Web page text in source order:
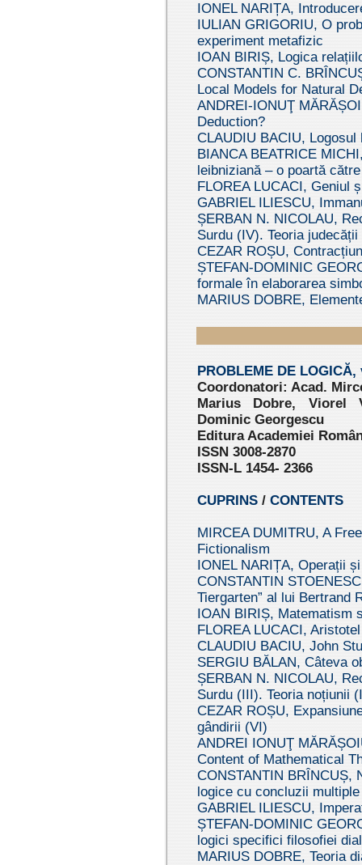
IONEL NARIȚA,
IULIAN GRIGORIU, O
experiment metafizic
IOAN BIRIȘ, Logica
CONSTANTIN C.
Local Models for Natural
ANDREI-IONUŢ
Deduction?
CLAUDIU BACIU,
BIANCA BEATRICE
leibniziană – o poartă
FLOREA LUCACI, Geniul
GABRIEL ILIESCU,
ȘERBAN N. NICOLAU,
Surdu (IV). Teoria judecății
CEZAR ROȘU,
ȘTEFAN-DOMINIC
formale în elaborarea
MARIUS DOBRE,
PROBLEME DE LOGICĂ,
Coordonatori: Acad.
Marius Dobre, Viorel
Dominic Georgescu
Editura Academiei
ISSN 3008-2870
ISSN-L 1454- 2366
CUPRINS / CONTENTS
MIRCEA DUMITRU, A
Fictionalism
IONEL NARIȚA, Operații
CONSTANTIN
Tiergarten” al lui Bertrand
IOAN BIRIȘ, Matematism
FLOREA LUCACI,
CLAUDIU BACIU, John
SERGIU BĂLAN, Câteva
ȘERBAN N. NICOLAU,
Surdu (III). Teoria noțiunii
CEZAR ROȘU,
gândirii (VI)
ANDREI IONUŢ
Content of Mathematical
CONSTANTIN BRÎNCUȘ,
logice cu concluzii
GABRIEL ILIESCU,
ȘTEFAN-DOMINIC
logici specifici filosofiei
MARIUS DOBRE, Teoria